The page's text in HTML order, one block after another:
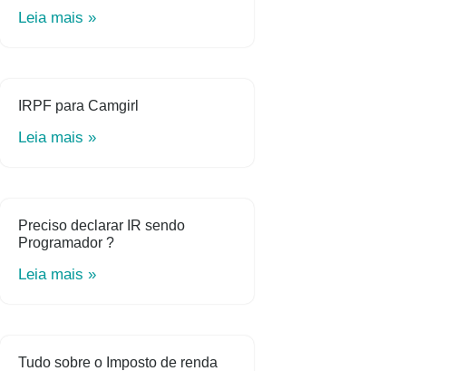
Leia mais »
IRPF para Camgirl
Leia mais »
Preciso declarar IR sendo
Programador ?
Leia mais »
Tudo sobre o Imposto de renda